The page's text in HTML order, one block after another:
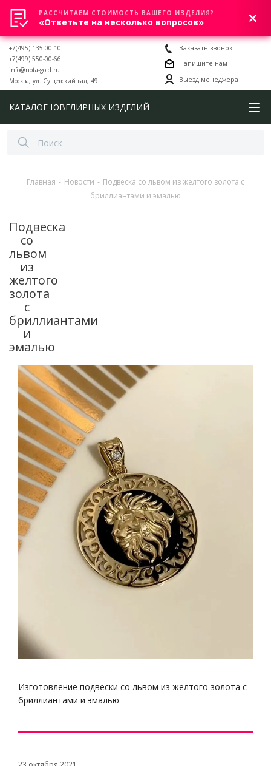
0
+7(495) 135-00-10
+7(499) 550-00-66
info@nota-gold.ru
Москва, ул. Сущевский вал, 49
Заказать звонок
Напишите нам
Выезд менеджера
КАТАЛОГ ЮВЕЛИРНЫХ ИЗДЕЛИЙ
Главная - Новости - Подвеска со львом из желтого золота с
бриллиантами и эмалью
Подвеска
со
львом
из
желтого
золота
с
бриллиантами
и
эмалью
Изготовление подвески со львом из желтого золота с
бриллиантами и эмалью
РАССЧИТАЕМ СТОИМОСТЬ ВАШЕГО ИЗДЕЛИЯ?
«Ответьте на несколько вопросов»